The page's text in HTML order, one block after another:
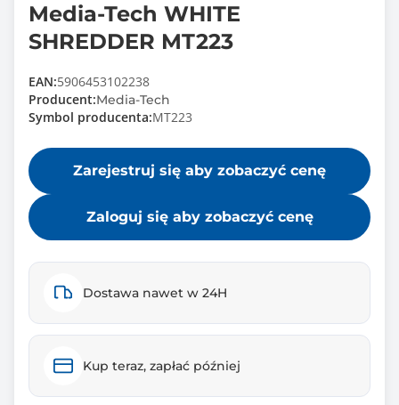
Media-Tech WHITE
SHREDDER MT223
EAN:5906453102238
Producent:Media-Tech
Symbol producenta:MT223
Zarejestruj się aby zobaczyć cenę
Zaloguj się aby zobaczyć cenę
Dostawa nawet w 24H
Kup teraz, zapłać później